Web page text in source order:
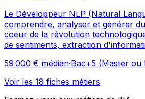
Le Développeur NLP (Natural
comprendre, analyser et générer
coeur de la révolution
de sentiments, extraction
59 000 € médian·Bac+5 (Master ou
Voir les 18 fiches métiers